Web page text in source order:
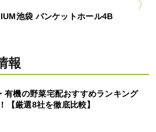
池袋 バンケットホール4B
報
有機の野菜宅配おすすめランキング
【厳選8社を徹底比較】